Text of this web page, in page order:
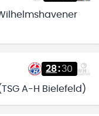
28:30
A-H Bielefeld)